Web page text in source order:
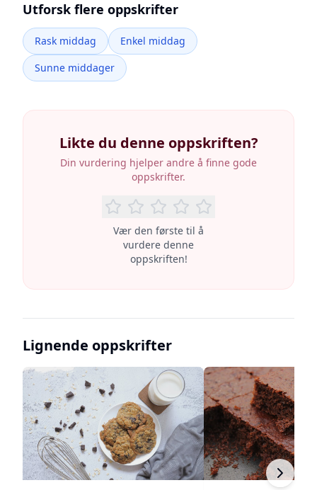
Utforsk flere oppskrifter
Rask middag
Enkel middag
Sunne middager
Likte du denne oppskriften?
Din vurdering hjelper andre å finne gode
oppskrifter.
Vær den første til å
vurdere denne
oppskriften!
Lignende oppskrifter